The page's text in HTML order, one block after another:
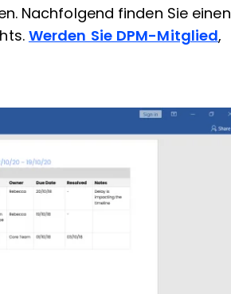
Nachfolgend finden Sie einen
Werden Sie DPM-Mitglied,